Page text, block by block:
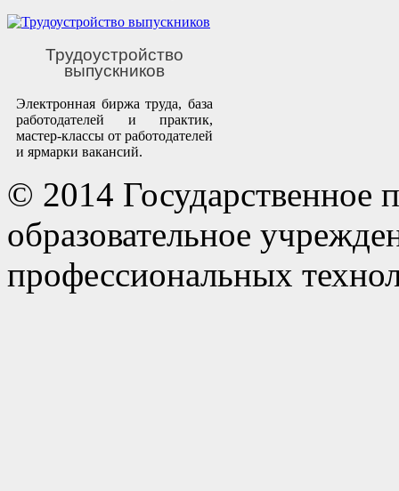
Трудоустройство
выпускников
Электронная биржа труда, база
работодателей и практик,
мастер-классы от работодателей
и ярмарки вакансий.
© 2014 Государственное
образовательное
профессиональных